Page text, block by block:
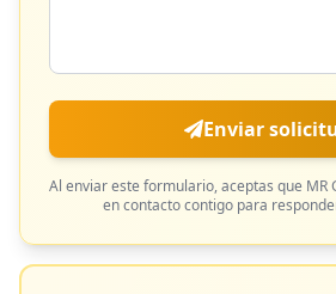
Enviar
Al enviar este formulario, aceptas que MR
en contacto contigo para